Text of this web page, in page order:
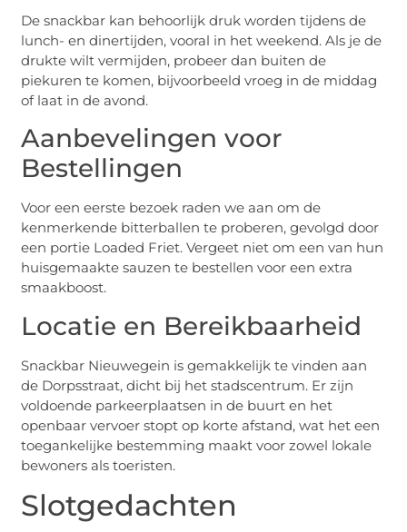
De snackbar kan behoorlijk druk worden tijdens de
lunch- en dinertijden, vooral in het weekend. Als je de
drukte wilt vermijden, probeer dan buiten de
piekuren te komen, bijvoorbeeld vroeg in de middag
of laat in de avond.
Aanbevelingen voor
Bestellingen
Voor een eerste bezoek raden we aan om de
kenmerkende bitterballen te proberen, gevolgd door
een portie Loaded Friet. Vergeet niet om een van hun
huisgemaakte sauzen te bestellen voor een extra
smaakboost.
Locatie en Bereikbaarheid
Snackbar Nieuwegein is gemakkelijk te vinden aan
de Dorpsstraat, dicht bij het stadscentrum. Er zijn
voldoende parkeerplaatsen in de buurt en het
openbaar vervoer stopt op korte afstand, wat het een
toegankelijke bestemming maakt voor zowel lokale
bewoners als toeristen.
Slotgedachten